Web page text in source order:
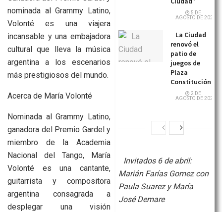
5 DE
AGOSTO DE 2026
La Ciudad
renovó el
patio de
juegos de
Plaza
Constitución
2 DE
AGOSTO DE 2026
Invitados 6 de abril:
Marián Farías Gomez con
Paula Suarez y María
José Demare
nominada al Grammy Latino,
Volonté es una viajera
incansable y una embajadora
cultural que lleva la música
argentina a los escenarios
más prestigiosos del mundo.
Acerca de María Volonté
Nominada al Grammy Latino,
ganadora del Premio Gardel y
miembro de la Academia
Nacional del Tango, María
Volonté es una cantante,
guitarrista y compositora
argentina consagrada a
desplegar una visión